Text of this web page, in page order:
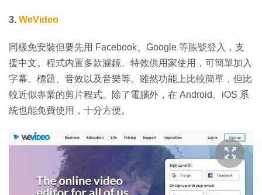
3. WeVideo
同樣免安裝但要先用 Facebook、Google 等賬號登入，支
援中文。程式内置多款濾鏡、特效供用家使用，可簡單加入
字幕、標題、音效以及音樂等。雖然功能上比較簡單，但比
較近似專業的剪片程式。除了電腦外，在 Android、iOS 系
統也能免費使用，十分方便。